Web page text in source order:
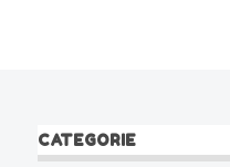
CATEGORIE